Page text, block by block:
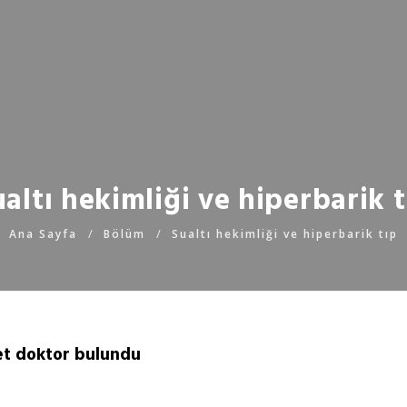
hekimliği ve hiperbarik
Ana Sayfa Bölüm Sualtı hekimliği ve hiperbarik tıp
doktor bulundu